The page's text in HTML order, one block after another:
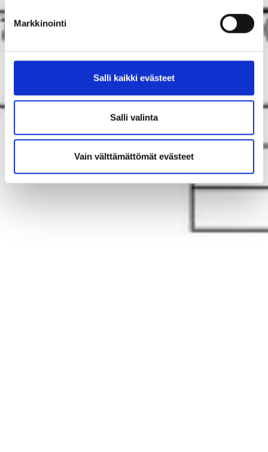
Markkinointi
Salli kaikki evästeet
Salli valinta
Vain välttämättömät evästeet